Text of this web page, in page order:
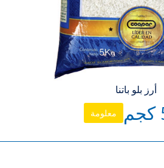
أرز بلو باتنا
معلومة